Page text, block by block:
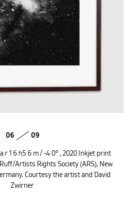
06 09
r 1 6 h5 6 m / -4 0° , 2020 Inkjet print
Artists Rights Society (ARS), New
Courtesy the artist and David
Zwirner